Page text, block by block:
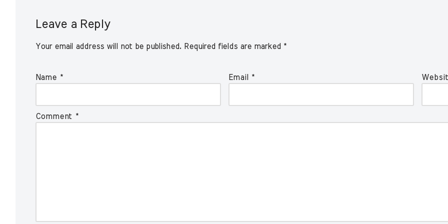
Leave a Reply
Your email address will not be published. Required fields are marked *
Name * Email *
Comment *